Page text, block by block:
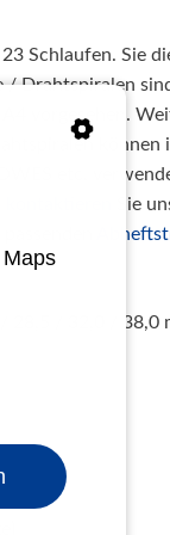
Schlaufen. Sie
/ Drahtspiralen
vorgesehen.
können
etc.
Sie
/ 32,0 / 38,0